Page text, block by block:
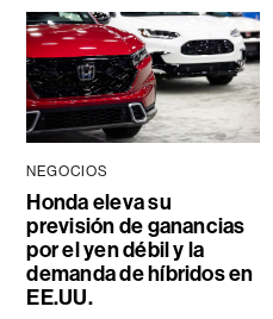
NEGOCIOS
Honda eleva su
previsión de ganancias
por el yen débil y la
demanda de híbridos en
EE.UU.